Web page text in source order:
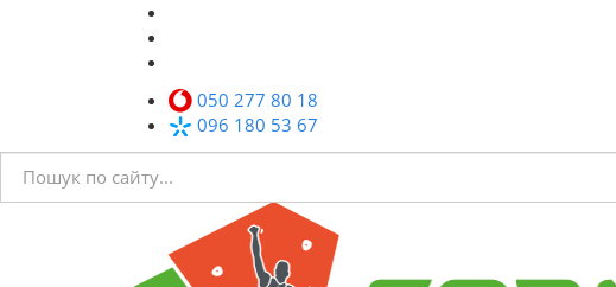
050 277 80 18
096 180 53 67